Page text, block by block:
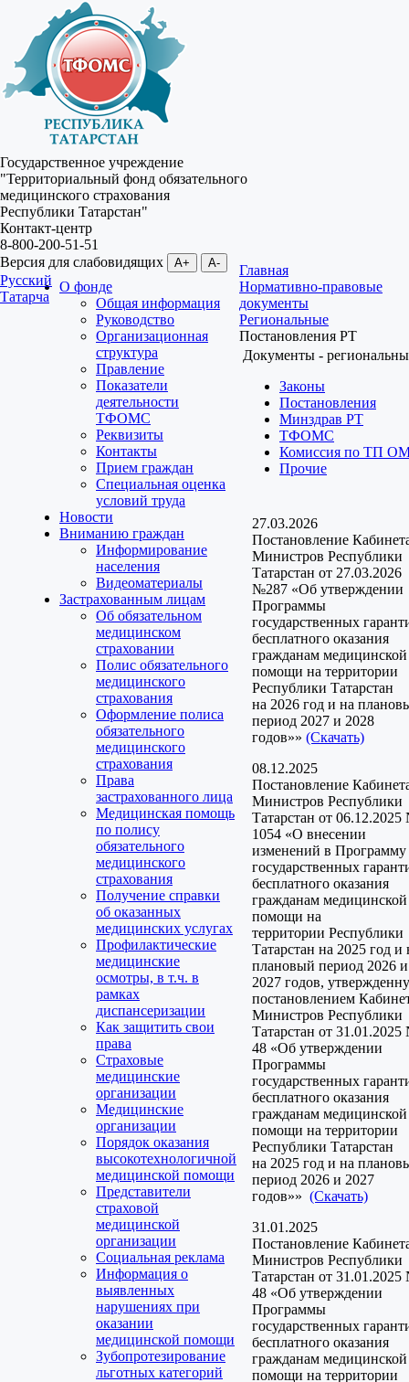
Государственное учреждение
"Территориальный фонд обязательного
медицинского страхования
Республики Татарстан"
Контакт-центр
8-800-200-51-51
Версия для слабовидящих
A+ A-
Русский
Татарча
О фонде
Общая информация
Руководство
Организационная
структура
Правление
Показатели
деятельности
ТФОМС
Реквизиты
Контакты
Прием граждан
Специальная оценка
условий труда
Новости
Вниманию граждан
Информирование
населения
Видеоматериалы
Застрахованным лицам
Об обязательном
медицинском
страховании
Полис обязательного
медицинского
страхования
Оформление полиса
обязательного
медицинского
страхования
Права
застрахованного лица
Медицинская помощь
по полису
обязательного
медицинского
страхования
Получение справки
об оказанных
медицинских услугах
Профилактические
медицинские
осмотры, в т.ч. в
рамках
диспансеризации
Как защитить свои
права
Страховые
медицинские
организации
Медицинские
организации
Порядок оказания
высокотехнологичной
медицинской помощи
Представители
страховой
медицинской
организации
Социальная реклама
Информация о
выявленных
нарушениях при
оказании
медицинской помощи
Зубопротезирование
льготных категорий
Главная
Нормативно-правовые
документы
Региональные
Постановления РТ
Документы -
Законы
Постановления
Минздрав РТ
ТФОМС
Комиссия по ТП
Прочие
27.03.2026
Постановление
Министров Республики
Татарстан от 27.03.2026
№287 «Об утверждении
Программы
государственных
бесплатного оказания
гражданам медицинской
помощи на территории
Республики Татарстан
на 2026 год и на
период 2027 и 2028
годов»» (Скачать)
08.12.2025
Постановление
Министров Республики
Татарстан от
1054 «О внесении
изменений в Программу
государственных
бесплатного оказания
гражданам медицинской
помощи на
территории Республики
Татарстан на 2025 год и
плановый период 2026 и
2027 годов,
постановлением
Министров Республики
Татарстан от
48 «Об утверждении
Программы
государственных
бесплатного оказания
гражданам медицинской
помощи на территории
Республики Татарстан
на 2025 год и на
период 2026 и 2027
годов»» (Скачать)
31.01.2025
Постановление
Министров Республики
Татарстан от
48 «Об утверждении
Программы
государственных
бесплатного оказания
гражданам медицинской
помощи на территории